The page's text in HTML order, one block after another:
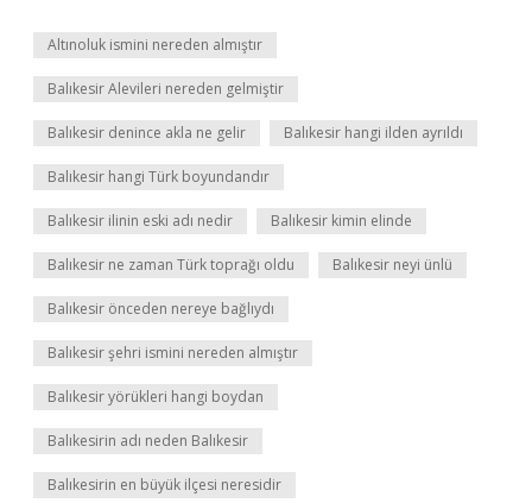
Altınoluk ismini nereden almıştır
Balıkesir Alevileri nereden gelmiştir
Balıkesir denince akla ne gelir Balıkesir hangi ilden ayrıldı
Balıkesir hangi Türk boyundandır
Balıkesir ilinin eski adı nedir Balıkesir kimin elinde
Balıkesir ne zaman Türk toprağı oldu Balıkesir neyi ünlü
Balıkesir önceden nereye bağlıydı
Balıkesir şehri ismini nereden almıştır
Balıkesir yörükleri hangi boydan
Balıkesirin adı neden Balıkesir
Balıkesirin en büyük ilçesi neresidir